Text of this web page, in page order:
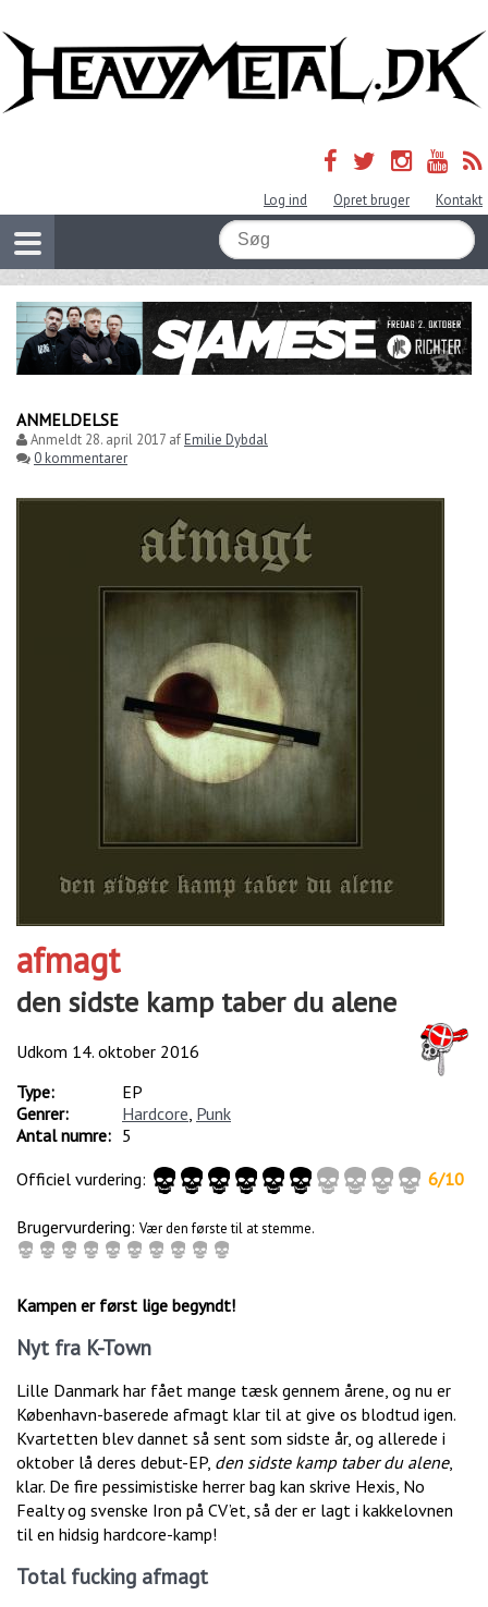
Log ind Opret bruger Kontakt
ANMELDELSE
Anmeldt 28. april 2017 afEmilie Dybdal
0 kommentarer
afmagt
den sidste kamp taber du alene
Udkom 14. oktober 2016
Type:
EP
Genrer:
Hardcore Punk
Antal numre: 5
Officiel vurdering:
6/10
Brugervurdering: Vær den første til at stemme.
Kampen er først lige begyndt!
Nyt fra K-Town
Lille Danmark har fået mange tæsk gennem årene, og nu er
København-baserede afmagt klar til at give os blodtud igen.
Kvartetten blev dannet så sent som sidste år, og allerede i
oktober lå deres debut-EP, den sidste kamp taber du alene,
klar. De fire pessimistiske herrer bag kan skrive Hexis, No
Fealty og svenske Iron på CV’et, så der er lagt i kakkelovnen
til en hidsig hardcore-kamp!
Total fucking afmagt